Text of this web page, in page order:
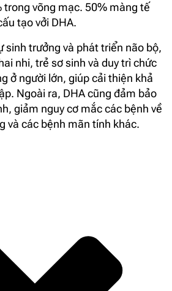
trong võng mạc. 50% màng tế
tạo vởi DHA.
sinh trưởng và phát triển não bộ,
nhi, trẻ sơ sinh và duy trì chức
ở người lớn, giúp cải thiện khả
Ngoài ra, DHA cũng đảm bảo
giảm nguy cơ mắc các bệnh về
và các bệnh mãn tính khác.